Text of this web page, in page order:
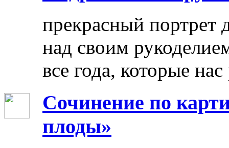
прекрасный портрет
над своим
все года, которые
Сочинение по
плоды»